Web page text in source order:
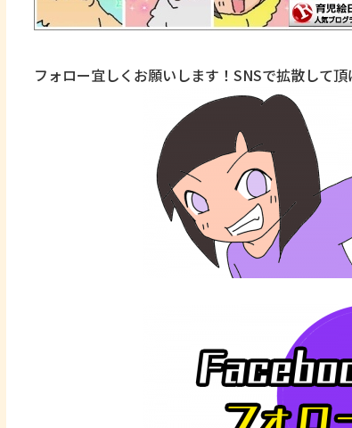
フォロー宜しくお願いします！SNSで拡散して頂